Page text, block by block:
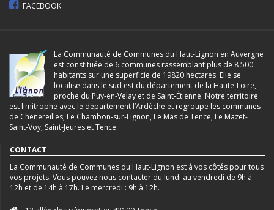
FACEBOOK
La Communauté de Communes du Haut-Lignon en Auvergne
est constituée de 6 communes rassemblant plus de 8 500
habitants sur une superficie de 19820 hectares. Elle se
localise dans le sud est du département de la Haute-Loire,
proche du Puy-en-Velay et de Saint-Étienne. Notre territoire
est limitrophe avec le département l’Ardèche et regroupe les communes
de Chenereilles, Le Chambon-sur-Lignon, Le Mas de Tence, Le Mazet-
Saint-Voy, Saint-Jeures et Tence.
CONTACT
La Communauté de Communes du Haut-Lignon est à vos côtés pour tous
vos projets. Vous pouvez nous contacter du lundi au vendredi de 9h à
12h et de 14h à 17h. Le mercredi : 9h à 12h.